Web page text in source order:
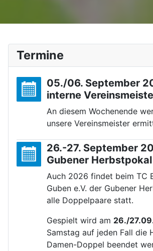
Termine
05./06. September
interne
An diesem Wochenende
unsere Vereinsmeister
26.-27. September
Gubener
Auch 2026 findet beim TC
Guben e.V. der Gubener
alle Doppelpaare statt.
Gespielt wird am 26./
Samstag auf jeden Fall die
Damen-Doppel beendet